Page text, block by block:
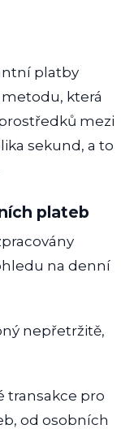
platby
která
mezi
sekund, a to
plateb
na denní
nepřetržitě,
transakce pro
od osobních